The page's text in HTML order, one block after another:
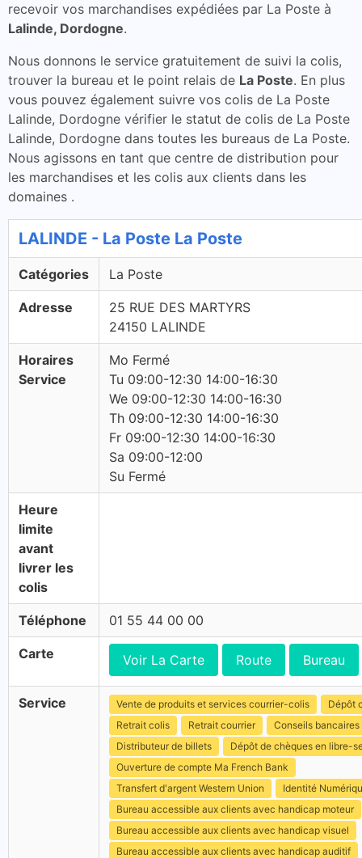
recevoir vos marchandises expédiées par La Poste à
Lalinde, Dordogne.
Nous donnons le service gratuitement de suivi la colis,
trouver la bureau et le point relais de La Poste. En plus
vous pouvez également suivre vos colis de La Poste
Lalinde, Dordogne vérifier le statut de colis de La Poste
Lalinde, Dordogne dans toutes les bureaus de La Poste.
Nous agissons en tant que centre de distribution pour
les marchandises et les colis aux clients dans les
domaines .
LALINDE - La Poste La Poste
Catégories La Poste
Adresse
25 RUE DES MARTYRS
24150 LALINDE
Horaires
Service
Mo Fermé
Tu 09:00-12:30 14:00-16:30
We 09:00-12:30 14:00-16:30
Th 09:00-12:30 14:00-16:30
Fr 09:00-12:30 14:00-16:30
Sa 09:00-12:00
Su Fermé
Heure
limite
avant
livrer les
colis
Téléphone 01 55 44 00 00
Carte Voir La Carte Route Bureau
Service Vente de produits et services courrier-colis
Dépôt
Retrait colis
Retrait courrier
Conseils bancaires
Distributeur de billets
Dépôt de chèques en libre-
Ouverture de compte Ma French Bank
Transfert d'argent Western Union
Identité
Bureau accessible aux clients avec handicap moteur
Bureau accessible aux clients avec handicap visuel
Bureau accessible aux clients avec handicap auditif